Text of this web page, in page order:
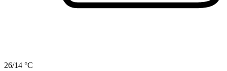
26/14 °C